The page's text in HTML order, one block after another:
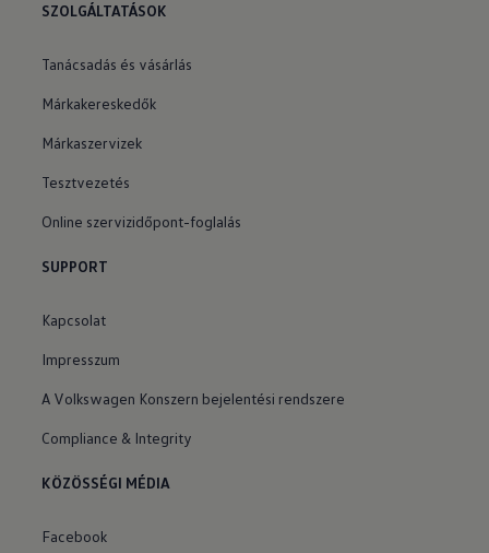
SZOLGÁLTATÁSOK
Tanácsadás és vásárlás
Márkakereskedők
Márkaszervizek
Tesztvezetés
Online szervizidőpont-foglalás
SUPPORT
Kapcsolat
Impresszum
A Volkswagen Konszern bejelentési rendszere
Compliance & Integrity
KÖZÖSSÉGI MÉDIA
Facebook